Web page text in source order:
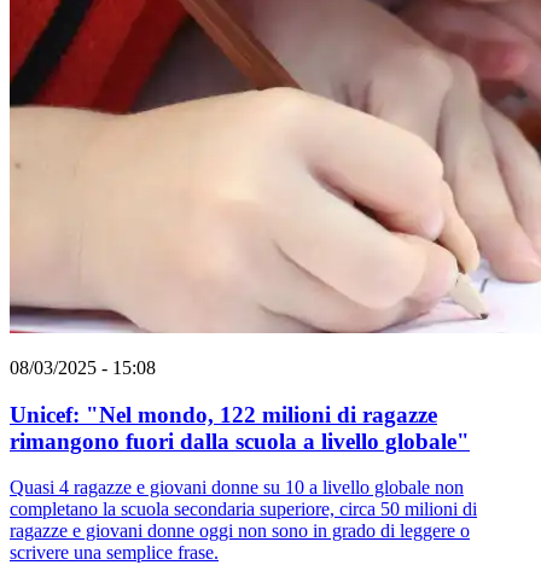
08/03/2025 - 15:08
Unicef: "Nel mondo, 122 milioni di ragazze
rimangono fuori dalla scuola a livello globale"
Quasi 4 ragazze e giovani donne su 10 a livello globale non
completano la scuola secondaria superiore, circa 50 milioni di
ragazze e giovani donne oggi non sono in grado di leggere o
scrivere una semplice frase.